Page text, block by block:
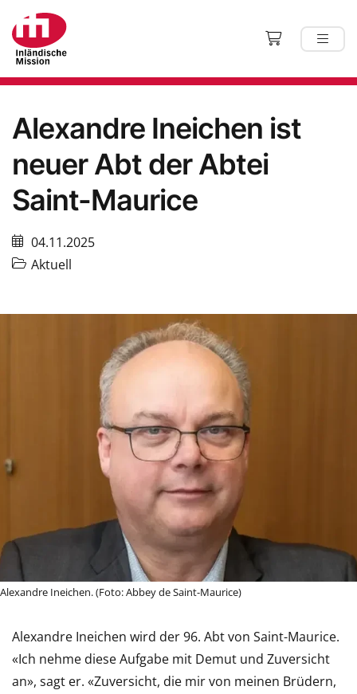
Alexandre Ineichen ist
neuer Abt der Abtei
Saint-Maurice
04.11.2025
Aktuell
Alexandre Ineichen. (Foto: Abbey de Saint-Maurice)
Alexandre Ineichen wird der 96. Abt von Saint-Maurice.
«Ich nehme diese Aufgabe mit Demut und Zuversicht
an», sagt er. «Zuversicht, die mir von meinen Brüdern,